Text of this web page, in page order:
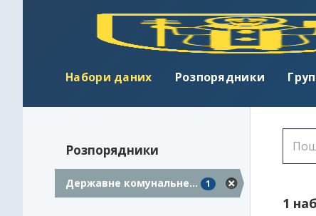
Набори даних Розпорядники
Розпорядники
Державне комунальне... 1
1